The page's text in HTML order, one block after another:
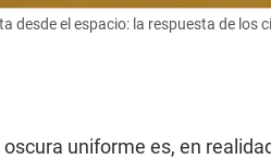
desde el espacio: la respuesta de los
uniforme es, en